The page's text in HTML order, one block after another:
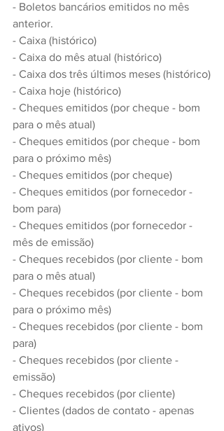
- Boletos bancários emitidos no mês
anterior.
- Caixa (histórico)
- Caixa do mês atual (histórico)
- Caixa dos três últimos meses (histórico)
- Caixa hoje (histórico)
- Cheques emitidos (por cheque - bom
para o mês atual)
- Cheques emitidos (por cheque - bom
para o próximo mês)
- Cheques emitidos (por cheque)
- Cheques emitidos (por fornecedor -
bom para)
- Cheques emitidos (por fornecedor -
mês de emissão)
- Cheques recebidos (por cliente - bom
para o mês atual)
- Cheques recebidos (por cliente - bom
para o próximo mês)
- Cheques recebidos (por cliente - bom
para)
- Cheques recebidos (por cliente -
emissão)
- Cheques recebidos (por cliente)
- Clientes (dados de contato - apenas
ativos)